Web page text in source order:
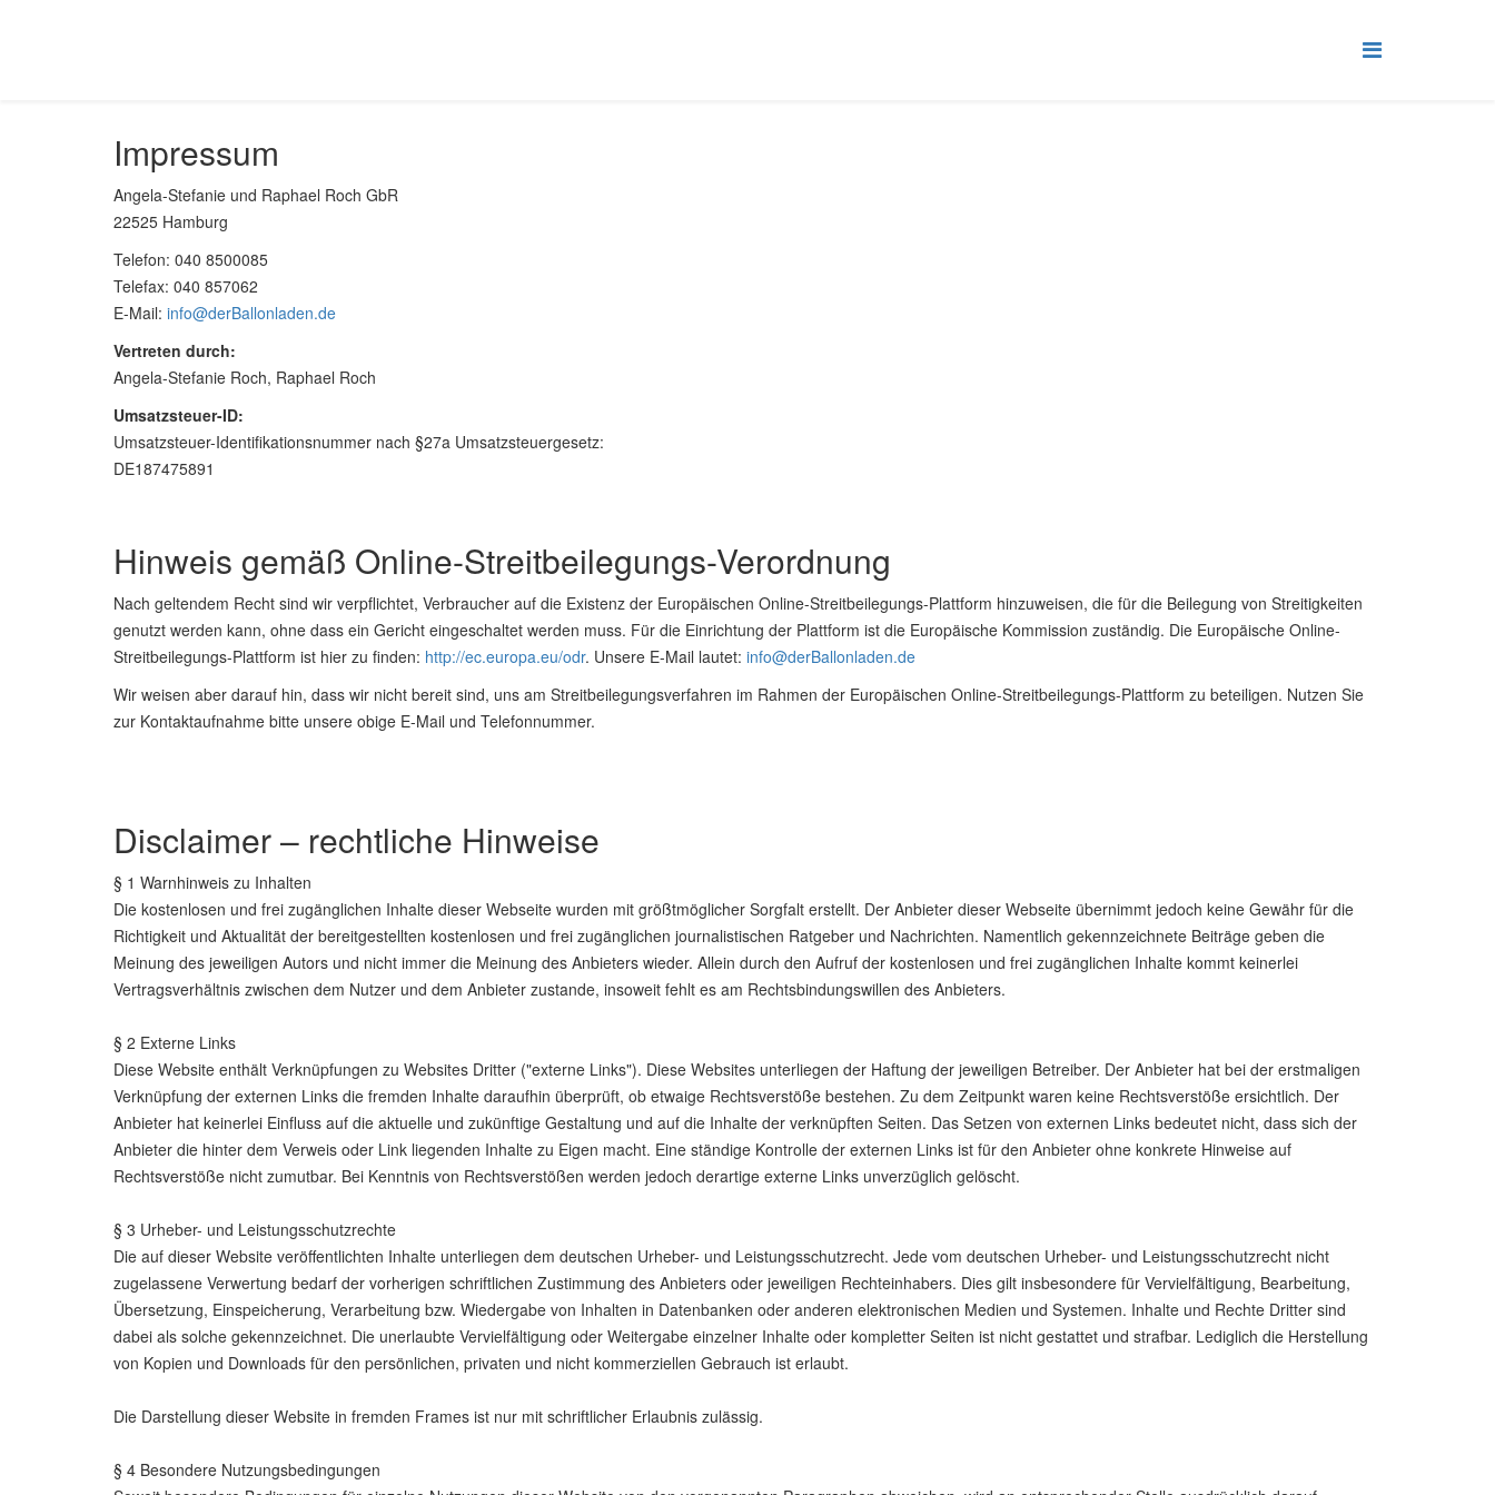
Impressum
Angela-Stefanie und Raphael Roch GbR
22525 Hamburg
Telefon: 040 8500085
Telefax: 040 857062
E-Mail: info@derBallonladen.de
Vertreten durch:
Angela-Stefanie Roch, Raphael Roch
Umsatzsteuer-ID:
Umsatzsteuer-Identifikationsnummer nach §27a Umsatzsteuergesetz:
DE187475891
Hinweis gemäß Online-Streitbeilegungs-Verordnung
Nach geltendem Recht sind wir verpflichtet, Verbraucher auf die Existenz der Europäischen Online-Streitbeilegungs-Plattform hinzuweisen, die für die Beilegung von Streitigkeiten
genutzt werden kann, ohne dass ein Gericht eingeschaltet werden muss. Für die Einrichtung der Plattform ist die Europäische Kommission zuständig. Die Europäische Online-
Streitbeilegungs-Plattform ist hier zu finden: http://ec.europa.eu/odr. Unsere E-Mail lautet: info@derBallonladen.de
Wir weisen aber darauf hin, dass wir nicht bereit sind, uns am Streitbeilegungsverfahren im Rahmen der Europäischen Online-Streitbeilegungs-Plattform zu beteiligen. Nutzen Sie
zur Kontaktaufnahme bitte unsere obige E-Mail und Telefonnummer.
Disclaimer – rechtliche Hinweise
§ 1 Warnhinweis zu Inhalten
Die kostenlosen und frei zugänglichen Inhalte dieser Webseite wurden mit größtmöglicher Sorgfalt erstellt. Der Anbieter dieser Webseite übernimmt jedoch keine Gewähr für die
Richtigkeit und Aktualität der bereitgestellten kostenlosen und frei zugänglichen journalistischen Ratgeber und Nachrichten. Namentlich gekennzeichnete Beiträge geben die
Meinung des jeweiligen Autors und nicht immer die Meinung des Anbieters wieder. Allein durch den Aufruf der kostenlosen und frei zugänglichen Inhalte kommt keinerlei
Vertragsverhältnis zwischen dem Nutzer und dem Anbieter zustande, insoweit fehlt es am Rechtsbindungswillen des Anbieters.
§ 2 Externe Links
Diese Website enthält Verknüpfungen zu Websites Dritter ("externe Links"). Diese Websites unterliegen der Haftung der jeweiligen Betreiber. Der Anbieter hat bei der erstmaligen
Verknüpfung der externen Links die fremden Inhalte daraufhin überprüft, ob etwaige Rechtsverstöße bestehen. Zu dem Zeitpunkt waren keine Rechtsverstöße ersichtlich. Der
Anbieter hat keinerlei Einfluss auf die aktuelle und zukünftige Gestaltung und auf die Inhalte der verknüpften Seiten. Das Setzen von externen Links bedeutet nicht, dass sich der
Anbieter die hinter dem Verweis oder Link liegenden Inhalte zu Eigen macht. Eine ständige Kontrolle der externen Links ist für den Anbieter ohne konkrete Hinweise auf
Rechtsverstöße nicht zumutbar. Bei Kenntnis von Rechtsverstößen werden jedoch derartige externe Links unverzüglich gelöscht.
§ 3 Urheber- und Leistungsschutzrechte
Die auf dieser Website veröffentlichten Inhalte unterliegen dem deutschen Urheber- und Leistungsschutzrecht. Jede vom deutschen Urheber- und Leistungsschutzrecht nicht
zugelassene Verwertung bedarf der vorherigen schriftlichen Zustimmung des Anbieters oder jeweiligen Rechteinhabers. Dies gilt insbesondere für Vervielfältigung, Bearbeitung,
Übersetzung, Einspeicherung, Verarbeitung bzw. Wiedergabe von Inhalten in Datenbanken oder anderen elektronischen Medien und Systemen. Inhalte und Rechte Dritter sind
dabei als solche gekennzeichnet. Die unerlaubte Vervielfältigung oder Weitergabe einzelner Inhalte oder kompletter Seiten ist nicht gestattet und strafbar. Lediglich die Herstellung
von Kopien und Downloads für den persönlichen, privaten und nicht kommerziellen Gebrauch ist erlaubt.
Die Darstellung dieser Website in fremden Frames ist nur mit schriftlicher Erlaubnis zulässig.
§ 4 Besondere Nutzungsbedingungen